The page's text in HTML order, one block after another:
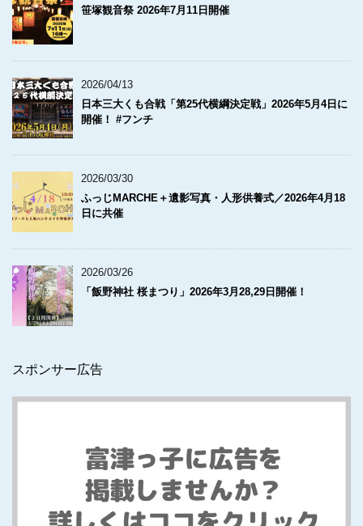
笹塚観音祭 2026年7月11日開催
2026/04/13
日本三大くも合戦「第25代横綱決定戦」2026年5月4日に
開催！ #フンチ
2026/03/30
ふっじMARCHE＋遺影写真・人形供養式／2026年4月18
日に共催
2026/03/26
「飯野神社 桜まつり」2026年3月28,29日開催！
スポンサー広告